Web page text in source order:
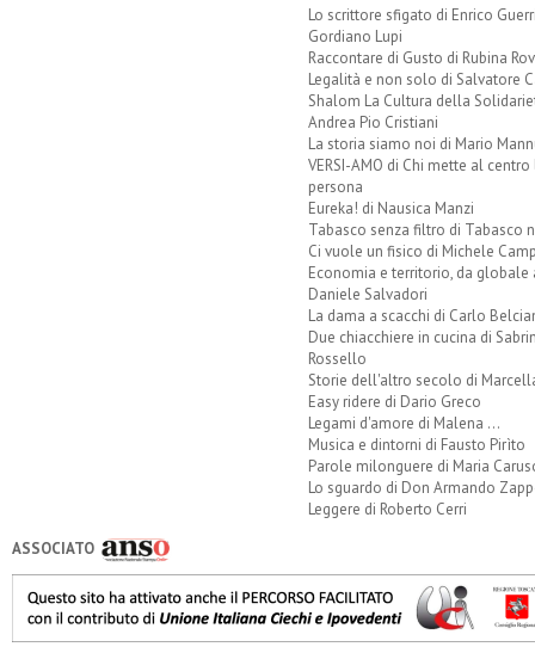
Lo scrittore sfigato di Enrico
Gordiano Lupi
Raccontare di Gusto di Rubina
Legalità e non solo di Salvatore
Shalom La Cultura della
Andrea Pio Cristiani
La storia siamo noi di Mario
VERSI-AMO di Chi mette al centro
persona
Eureka! di Nausica Manzi
Tabasco senza filtro di Tabasco
Ci vuole un fisico di Michele
Economia e territorio, da globale
Daniele Salvadori
La dama a scacchi di Carlo
Due chiacchiere in cucina di
Rossello
Storie dell'altro secolo di
Easy ridere di Dario Greco
Legami d'amore di Malena ...
Musica e dintorni di Fausto Pirìto
Parole milonguere di Maria
Lo sguardo di Don Armando
Leggere di Roberto Cerri
ASSOCIATO